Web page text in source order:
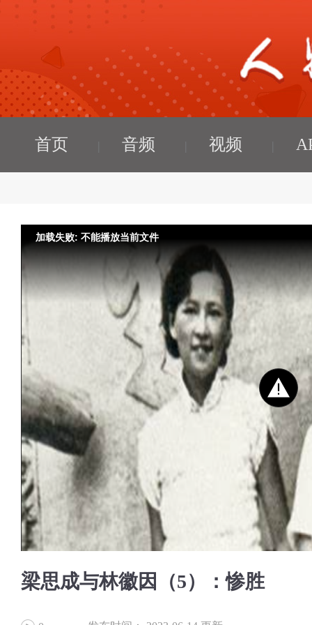
首页 音频 视频
加载失败: 不能播放当前文件
梁思成与林徽因（5）：惨胜